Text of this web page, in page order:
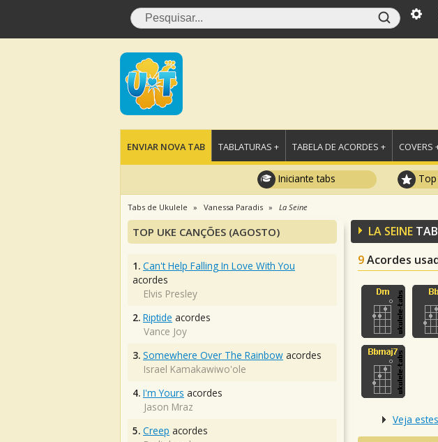
ENVIAR NOVA TAB TABLATURAS + TABELA DE ACORDES + COVERS
Iniciante tabs Top
Tabs de Ukulele Vanessa Paradis La Seine
LA SEINE
9Acordes
Veja
TOP UKE CANÇÕES (AGOSTO)
1. Can't Help Falling In Love With You
acordes
Elvis Presley
2. Riptide acordes
Vance Joy
3. Somewhere Over The Rainbow acordes
Israel Kamakawiwo'ole
4. I'm Yours acordes
Jason Mraz
5. Creep acordes